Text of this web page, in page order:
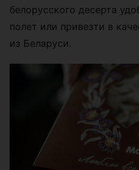
белорусского десерта
полет или привезти в
из Беларуси.